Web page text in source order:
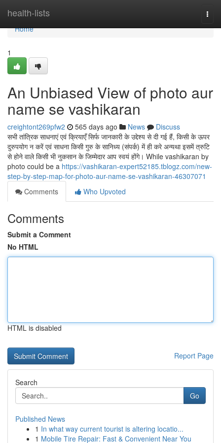
health-lists
Home
Home
1
An Unbiased View of photo aur
name se vashikaran
creightont269pfw2 565 days ago News
Discuss
सभी तांत्रिक साधनाएं एवं क्रियाएँ सिर्फ जानकारी के उद्देश्य से दी गई हैं, किसी के ऊपर
दुरुपयोग न करें एवं साधना किसी गुरु के सानिध्य (संपर्क) में ही करे अन्यथा इसमें त्रुटि
से होने वाले किसी भी नुकसान के जिम्मेदार आप स्वयं होंगे। While vashikaran by
photo could be a https://vashikaran-expert52185.tblogz.com/new-
step-by-step-map-for-photo-aur-name-se-vashikaran-46307071
Comments
Who Upvoted
Comments
Submit a Comment
No HTML
HTML is disabled
Report Page
Search
Go
Published News
1 In what way current tourist is altering locatio...
1 Mobile Tire Repair: Fast & Convenient Near You